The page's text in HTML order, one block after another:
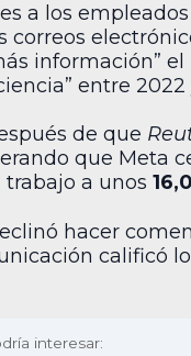
a los
correos
información”
entre 2022
de que
que Meta
a unos
hacer
calificó
interesar: